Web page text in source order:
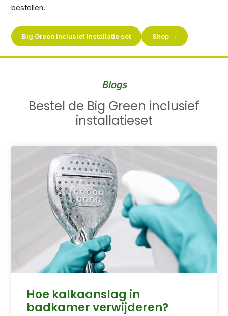
bestellen.
Big Green inclusief installatie set Shop →
Blogs
Bestel de Big Green inclusief
installatieset
Hoe kalkaanslag in
badkamer verwijderen?